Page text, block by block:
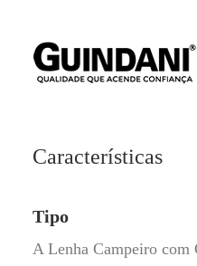
Fogão
Características
Tipo
A Lenha Campeiro com